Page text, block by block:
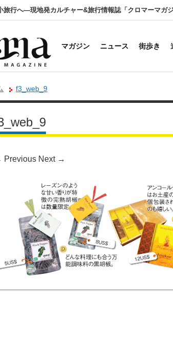
旅行へ―現地発カルチャー&旅行情報誌「クロマーマガジ
マガジン ニュース 街歩き
f3_web_9
Previous Next →